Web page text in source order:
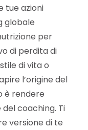
tue azioni
globale
per
di perdita di
di vita o
l’origine del
è rendere
coaching. Ti
versione di te